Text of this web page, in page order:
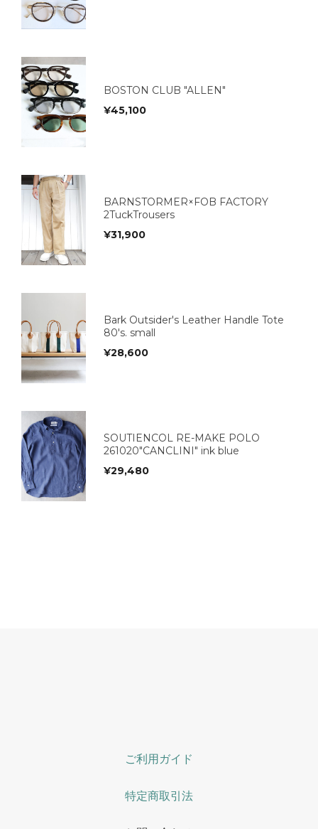
BOSTON CLUB "ALLEN"
¥45,100
BARNSTORMER×FOB FACTORY
2TuckTrousers
¥31,900
Bark Outsider's Leather Handle Tote
80's. small
¥28,600
SOUTIENCOL RE-MAKE POLO
261020"CANCLINI" ink blue
¥29,480
ご利用ガイド
特定商取引法